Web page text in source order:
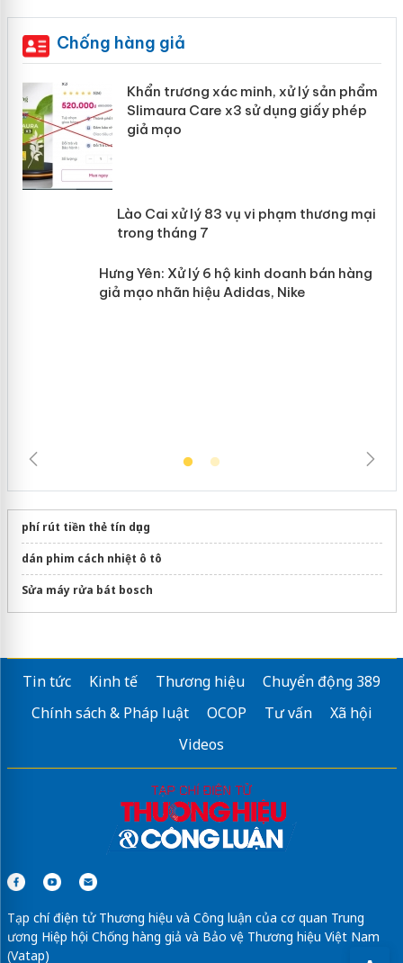
Chống hàng giả
Khẩn trương xác minh, xử lý sản phẩm
Slimaura Care x3 sử dụng giấy phép
giả mạo
Lào Cai xử lý 83 vụ vi phạm thương
mại trong tháng 7
phí rút tiền thẻ tín dụng
dán phim cách nhiệt ô tô
Sửa máy rửa bát bosch
Tin tức Kinh tế Thương hiệu
Chuyển động 389
Chính sách & Pháp luật
OCOP Tư vấn
Xã hội
Videos
Tạp chí điện tử Thương hiệu và Công luận của cơ quan Trung
ương Hiệp hội Chống hàng giả và Bảo vệ Thương hiệu Việt Nam
(Vatap)